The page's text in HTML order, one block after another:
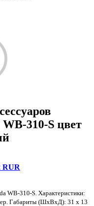
310-S цвет
RUR
WB-310-S. Характеристики:
Габариты (ШxВxД): 31 x 13